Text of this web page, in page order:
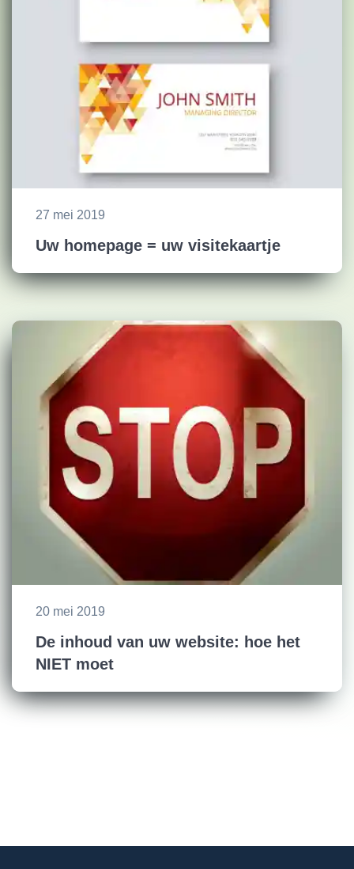
27 mei 2019
Uw homepage = uw visitekaartje
20 mei 2019
De inhoud van uw website: hoe het
NIET moet